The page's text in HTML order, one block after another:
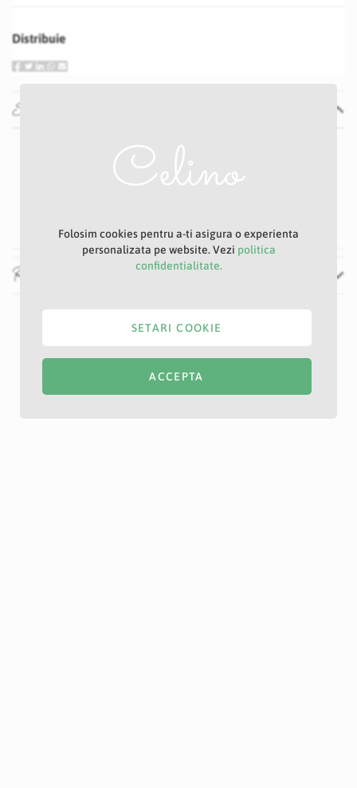
Distribuie
Specificatii
Recenzii
Folosim cookies pentru a-ti asigura o experienta
personalizata pe website. Vezi politica
confidentialitate.
ACCEPTA
SETARI COOKIE